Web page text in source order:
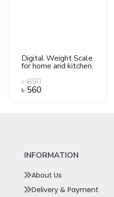
Digital Weight Scale
for home and kitchen.
৳890
৳ 560
INFORMATION
About Us
Delivery & Payment